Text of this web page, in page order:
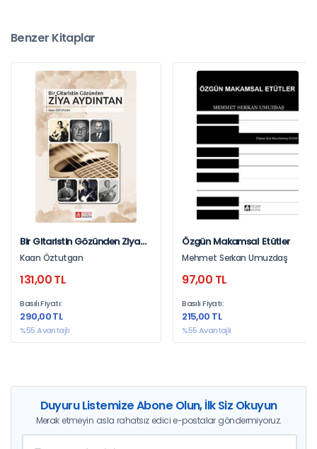
Benzer Kitaplar
Bir Gitaristin Gözünden Ziya
Aydıntan
Kaan Öztutgan
131,00 TL
Basılı Fiyatı:
290,00 TL
%55 Avantajlı
Özgün Makamsal Etütler
Mehmet Serkan Umuzdaş
97,00 TL
Basılı Fiyatı:
215,00 TL
%55 Avantajlı
Duyuru Listemize Abone Olun, İlk Siz Okuyun
Merak etmeyin asla rahatsız edici e-postalar göndermiyoruz.